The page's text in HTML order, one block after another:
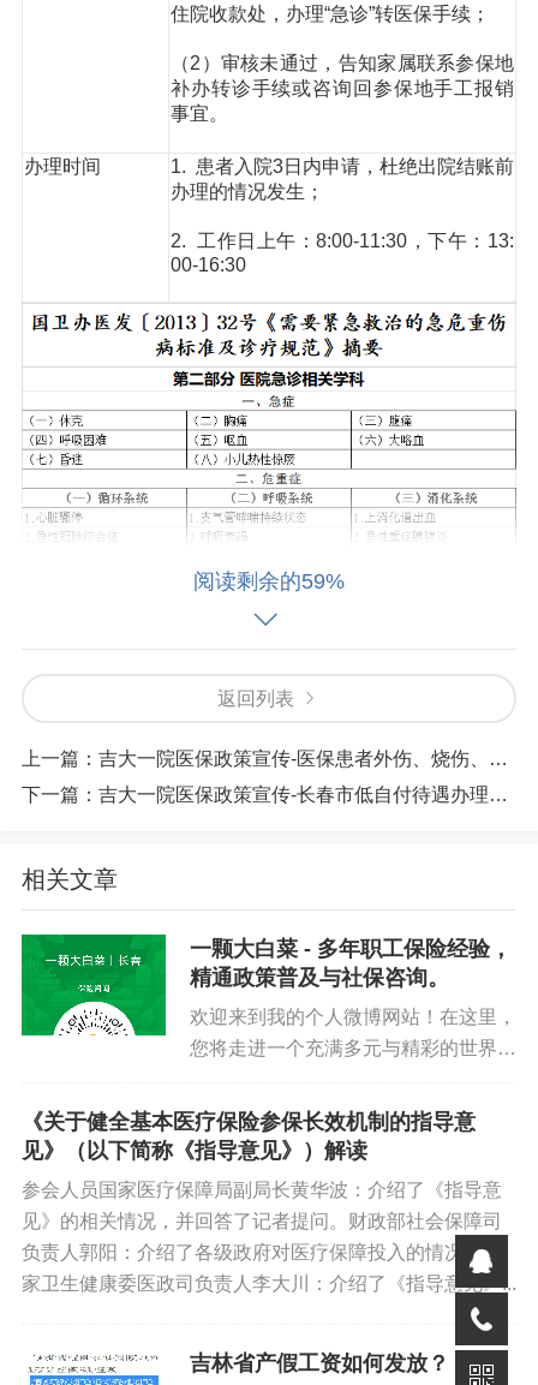
住院收款处，办理“急诊”转医保手续；
（2）审核未通过，告知家属联系参保地
补办转诊手续或咨询回参保地手工报销
事宜。
办理时间
1. 患者入院3日内申请，杜绝出院结账前
办理的情况发生；
2. 工作日上午：8:00-11:30，下午：13:
00-16:30
阅读剩余的59%
返回列表
上一篇： 吉大一院医保政策宣传-医保患者外伤、烧伤、中毒审批须知
下一篇： 吉大一院医保政策宣传-长春市低自付待遇办理须知
相关文章
一颗大白菜 - 多年职工保险经验，
精通政策普及与社保咨询。
欢迎来到我的个人微博网站！在这里，
您将走进一个充满多元与精彩的世界。
旋律到前沿的科技动态，再到实用的计
算机操作技巧，一一与您分享。作为长
《关于健全基本医疗保险参保长效机制的指导意
见》（以下简称《指导意见》）解读
参会人员国家医疗保障局副局长黄华波：介绍了《指导意
见》的相关情况，并回答了记者提问。财政部社会保障司
负责人郭阳：介绍了各级政府对医疗保障投入的情况。国
家卫生健康委医政司负责人李大川：介绍了《指导意见》...
吉林省产假工资如何发放？